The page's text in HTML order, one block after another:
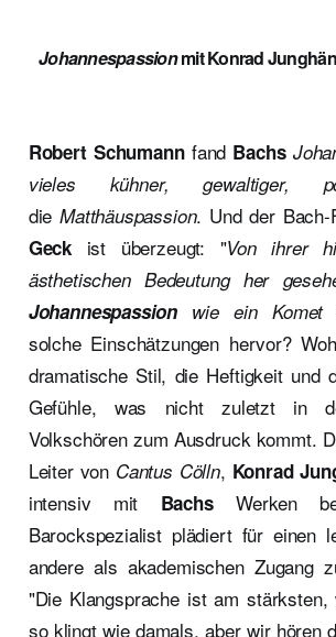
Johannespassionmit Konrad
Robert Schumannfand Bachs
vieles kühner, gewaltiger,
dieMatthäuspassion. Und der Bach-
Geck ist überzeugt: "Von ihrer
ästhetischen Bedeutung her
Johannespassion wie ein Komet
solche Einschätzungen hervor?
dramatische Stil, die Heftigkeit und
Gefühle, was nicht zuletzt in
Volkschören zum Ausdruck kommt.
Leiter von Cantus Cölln, Konrad
intensiv mit BachsWerken
Barockspezialist plädiert für einen
andere als akademischen Zugang
"Die Klangsprache ist am
so klingt wie damals, aber wir hören